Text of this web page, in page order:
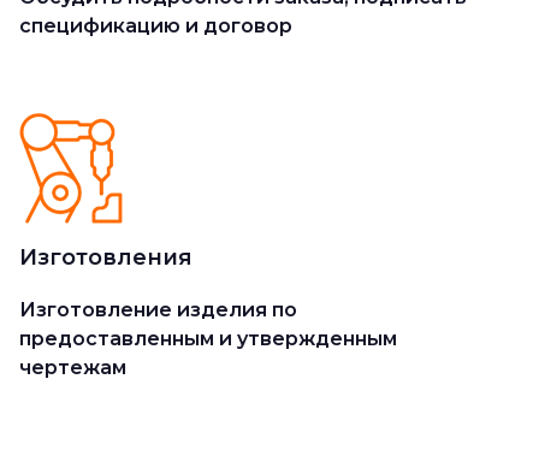
спецификацию и договор
Изготовления
Изготовление изделия по
предоставленным и утвержденным
чертежам